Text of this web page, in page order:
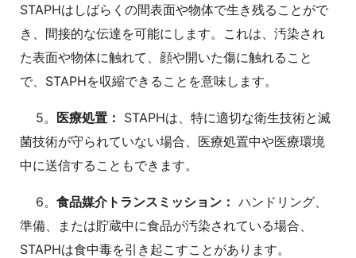
STAPHはしばらくの間表面や物体で生き残ることがで
き、間接的な伝達を可能にします。これは、汚染され
た表面や物体に触れて、顔や開いた傷に触れること
で、STAPHを収縮できることを意味します。
5。 医療処置： STAPHは、特に適切な衛生技術と滅
菌技術が守られていない場合、医療処置中や医療環境
中に送信することもできます。
6。 食品媒介トランスミッション： ハンドリング、
準備、または貯蔵中に食品が汚染されている場合、
STAPHは食中毒を引き起こすことがあります。